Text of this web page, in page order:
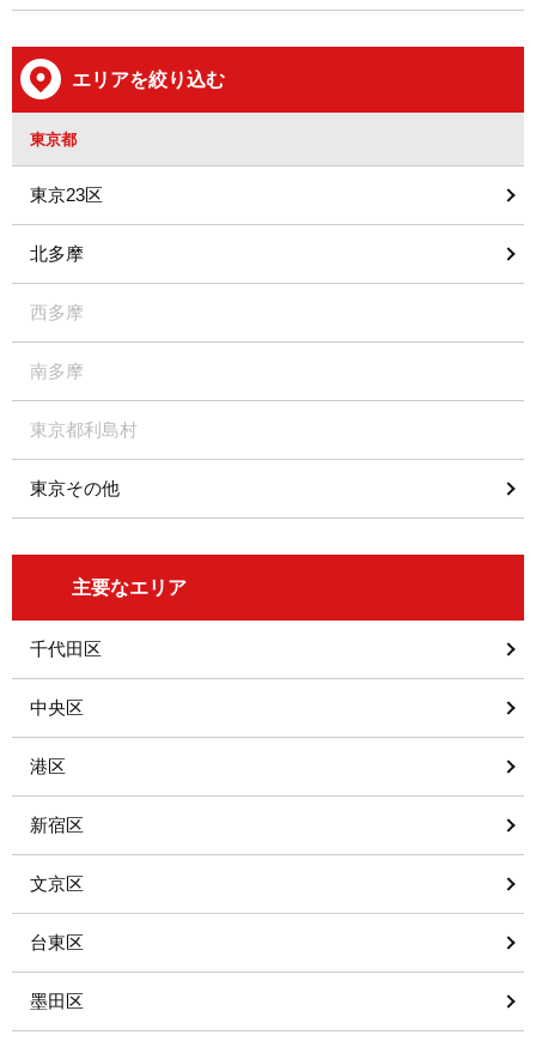
エリアを絞り込む
東京都
東京23区
北多摩
西多摩
南多摩
東京都利島村
東京その他
主要なエリア
千代田区
中央区
港区
新宿区
文京区
台東区
墨田区